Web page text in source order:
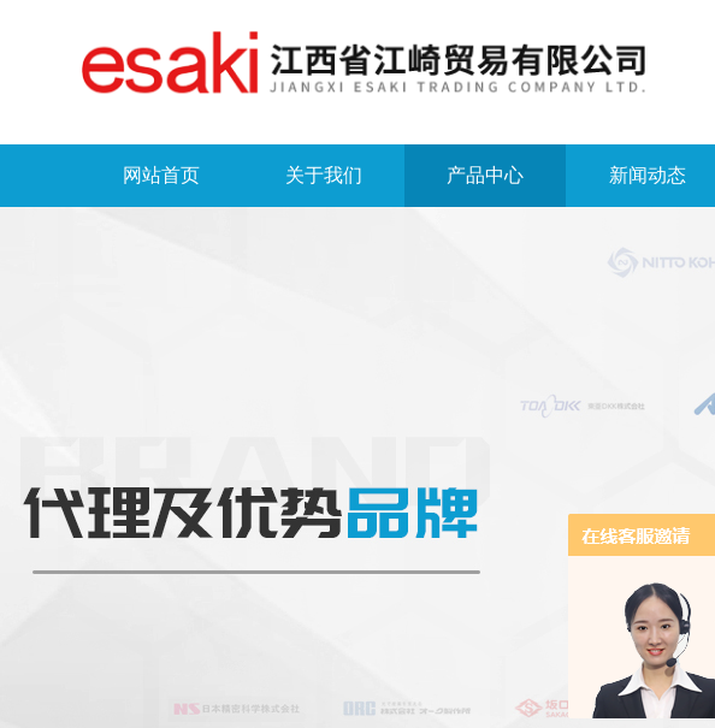
网站首页 关于我们 产品中心 新闻动态